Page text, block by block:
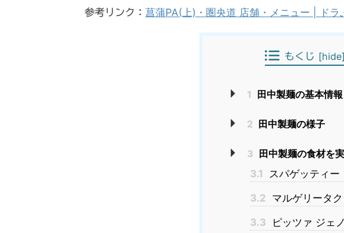
参考リンク： 菖蒲PA(上)・圏央道 店舗・メニュー | ドラ
もくじ [hide]
1 田中製麺の基本情報
2 田中製麺の様子
3
田中製麺の食材を
3.1
スパゲッティー
3.2 マルゲリータ
3.3 ピッツァ ジェ